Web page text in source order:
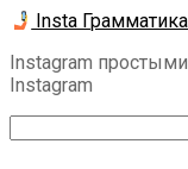
Перейти
контенту
Insta Грамматика
Instagram
Instagram